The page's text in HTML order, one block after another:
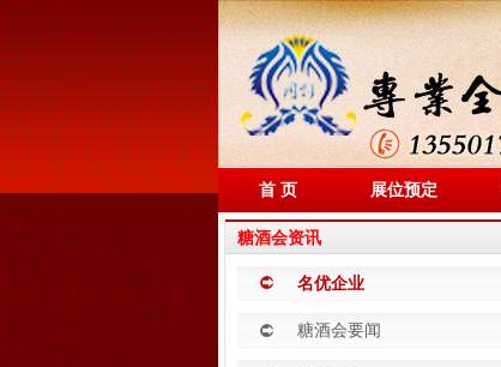
首 页 展位预定
糖酒会资讯
名优企业
糖酒会要闻